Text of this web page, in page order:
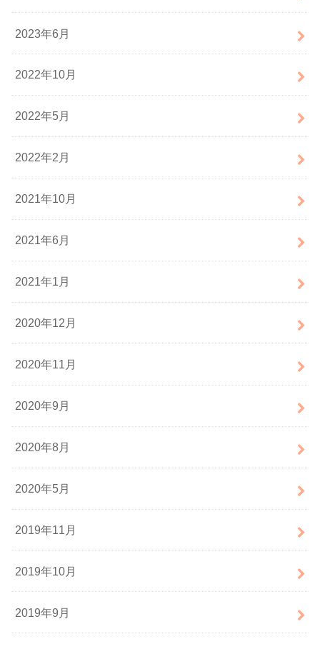
2023年6月
2022年10月
2022年5月
2022年2月
2021年10月
2021年6月
2021年1月
2020年12月
2020年11月
2020年9月
2020年8月
2020年5月
2019年11月
2019年10月
2019年9月